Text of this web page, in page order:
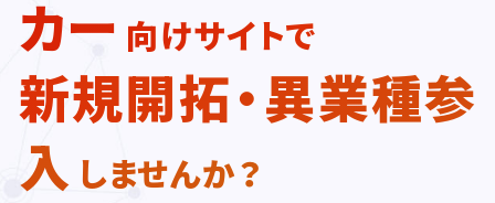
カー 向けサイトで
新規開拓・異業種参
入 しませんか？